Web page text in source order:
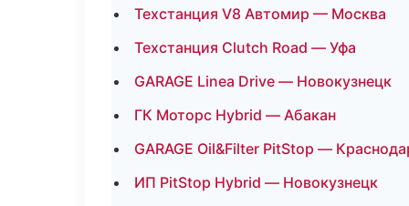
Техстанция V8 Автомир — Москва
Техстанция Clutch Road — Уфа
GARAGE Linea Drive — Новокузнецк
ГК Моторс Hybrid — Абакан
GARAGE Oil&Filter PitStop —
ИП PitStop Hybrid — Новокузнецк